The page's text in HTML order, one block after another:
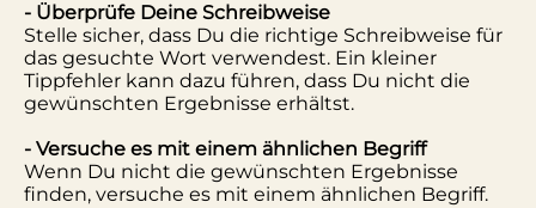
- Überprüfe Deine Schreibweise
Stelle sicher, dass Du die richtige Schreibweise für
das gesuchte Wort verwendest. Ein kleiner
Tippfehler kann dazu führen, dass Du nicht die
gewünschten Ergebnisse erhältst.
- Versuche es mit einem ähnlichen Begriff
Wenn Du nicht die gewünschten Ergebnisse
finden, versuche es mit einem ähnlichen Begriff.